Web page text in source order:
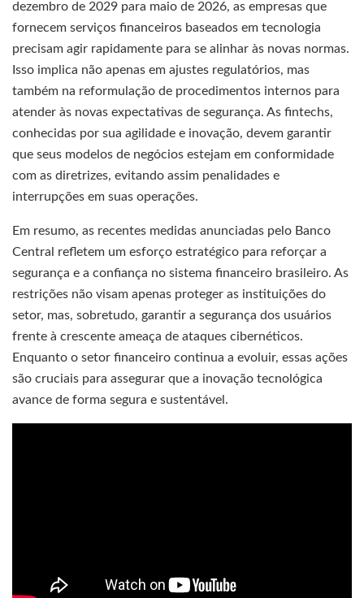
dezembro de 2029 para maio de 2026, as empresas que
fornecem serviços financeiros baseados em tecnologia
precisam agir rapidamente para se alinhar às novas normas.
Isso implica não apenas em ajustes regulatórios, mas
também na reformulação de procedimentos internos para
atender às novas expectativas de segurança. As fintechs,
conhecidas por sua agilidade e inovação, devem garantir
que seus modelos de negócios estejam em conformidade
com as diretrizes, evitando assim penalidades e
interrupções em suas operações.
Em resumo, as recentes medidas anunciadas pelo Banco
Central refletem um esforço estratégico para reforçar a
segurança e a confiança no sistema financeiro brasileiro. As
restrições não visam apenas proteger as instituições do
setor, mas, sobretudo, garantir a segurança dos usuários
frente à crescente ameaça de ataques cibernéticos.
Enquanto o setor financeiro continua a evoluir, essas ações
são cruciais para assegurar que a inovação tecnológica
avance de forma segura e sustentável.